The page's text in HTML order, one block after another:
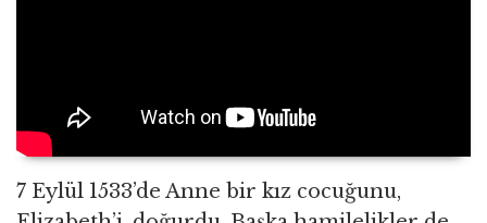
7 Eylül 1533’de Anne bir kız cocuğunu,